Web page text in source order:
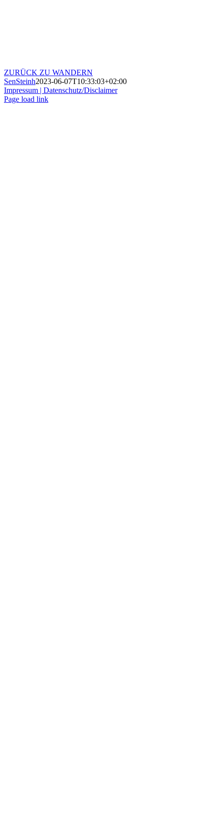
ZURÜCK ZU WANDERN
SenSteinh2023-06-07T10:33:03+02:00
Impressum | Datenschutz/Disclaimer
Page load link